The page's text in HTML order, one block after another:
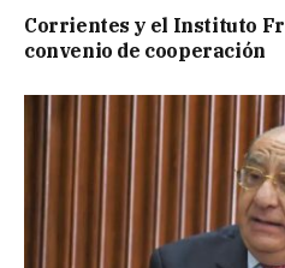
Corrientes y el Instituto
convenio de cooperación